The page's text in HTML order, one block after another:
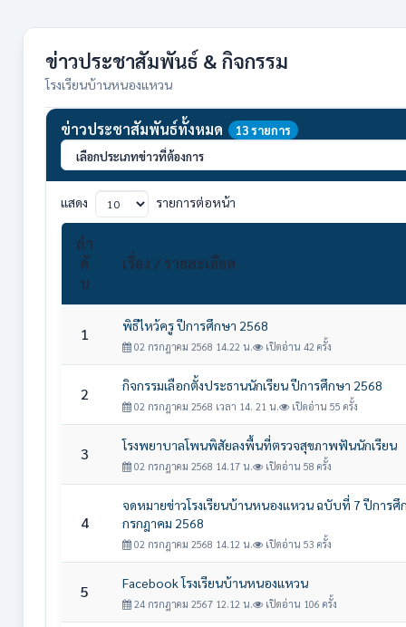
ข่าวประชาสัมพันธ์ & กิจกรรม
โรงเรียนบ้านหนองแหวน
ข่าวประชาสัมพันธ์ทั้งหมด 13 รายการ
แสดง รายการต่อหน้า
ลำ
ดั
บ
เรื่อง / รายละเอียด
1 พิธีไหว้ครู ปีการศึกษา 2568
02 กรกฎาคม 2568 14.22 น. เปิดอ่าน 42 ครั้ง
2 กิจกรรมเลือกตั้งประธานนักเรียน ปีการศึกษา 2568
02 กรกฎาคม 2568 เวลา 14. 21 น. เปิดอ่าน 55 ครั้ง
3 โรงพยาบาลโพนพิสัยลงพื้นที่ตรวจสุขภาพฟันนักเรียน
02 กรกฎาคม 2568 14.17 น. เปิดอ่าน 58 ครั้ง
4
จดหมายข่าวโรงเรียนบ้านหนองแหวน ฉบับที่ 7 ปีการ
กรกฎาคม 2568
02 กรกฎาคม 2568 14.12 น. เปิดอ่าน 53 ครั้ง
5 Facebook โรงเรียนบ้านหนองแหวน
24 กรกฎาคม 2567 12.12 น. เปิดอ่าน 106 ครั้ง